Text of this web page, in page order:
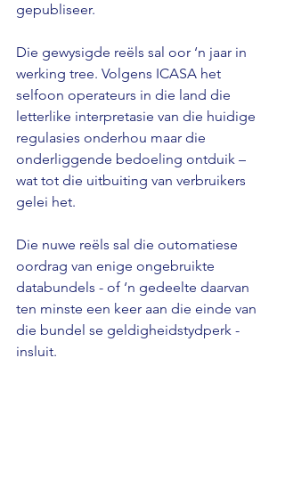
gepubliseer.
Die gewysigde reëls sal oor ‘n jaar in
werking tree. Volgens ICASA het
selfoon operateurs in die land die
letterlike interpretasie van die huidige
regulasies onderhou maar die
onderliggende bedoeling ontduik –
wat tot die uitbuiting van verbruikers
gelei het.
Die nuwe reëls sal die outomatiese
oordrag van enige ongebruikte
databundels - of ‘n gedeelte daarvan
ten minste een keer aan die einde van
die bundel se geldigheidstydperk -
insluit.